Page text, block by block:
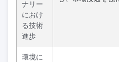
ナリー
におけ
る技術
進歩
環境に